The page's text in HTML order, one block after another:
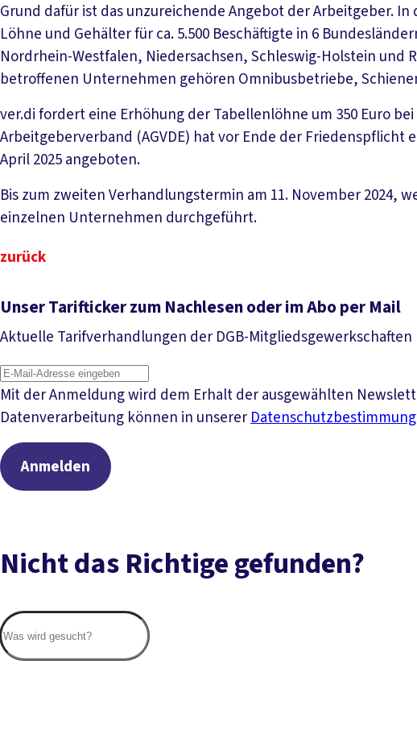
Grund dafür ist das unzureichende Angebot der Arbeitgeber.
Löhne und Gehälter für ca. 5.500 Beschäftigte in 6
Nordrhein-Westfalen, Niedersachsen, Schleswig-Holstein und
betroffenen Unternehmen gehören Omnibusbetriebe,
ver.di fordert eine Erhöhung der Tabellenlöhne um 350 Euro
Arbeitgeberverband (AGVDE) hat vor Ende der Friedenspflicht
April 2025 angeboten.
Bis zum zweiten Verhandlungstermin am 11. November 2024,
einzelnen Unternehmen durchgeführt.
zurück
Unser Tarifticker zum Nachlesen oder im Abo per Mail
Aktuelle Tarifverhandlungen der DGB-Mitgliedsgewerkschaften
Mit der Anmeldung wird dem Erhalt der ausgewählten
Datenverarbeitung können in unserer
Anmelden
Nicht das Richtige gefunden?